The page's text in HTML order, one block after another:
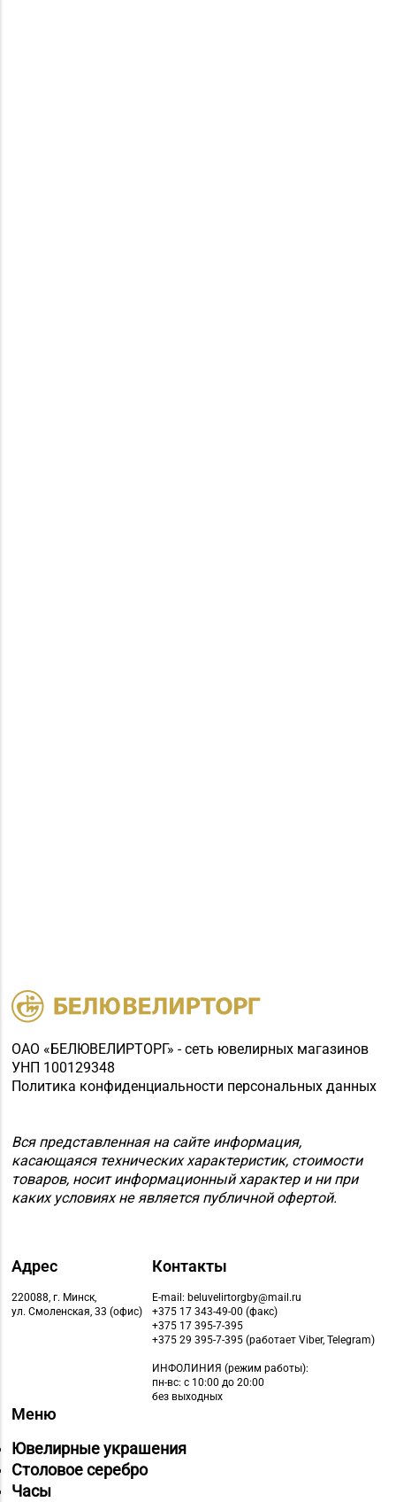
ОАО «БЕЛЮВЕЛИРТОРГ» - сеть ювелирных магазинов
УНП 100129348
Политика конфиденциальности персональных данных
Вся представленная на сайте информация,
касающаяся технических характеристик, стоимости
товаров, носит информационный характер и ни при
каких условиях не является публичной офертой.
Адрес
220088, г. Минск,
ул. Смоленская, 33 (офис)
Контакты
E-mail: beluvelirtorgby@mail.ru
+375 17 343-49-00 (факс)
+375 17 395-7-395
+375 29 395-7-395 (работает Viber, Telegram)
ИНФОЛИНИЯ (режим работы):
пн-вс: с 10:00 до 20:00
без выходных
Меню
Ювелирные украшения
Столовое серебро
Часы